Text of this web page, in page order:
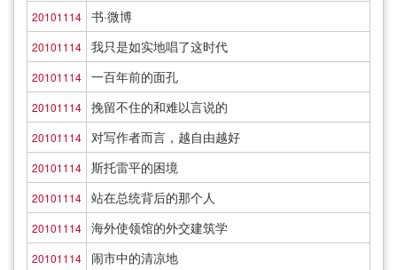
20101114 书·微博
20101114 我只是如实地唱了这时代
20101114 一百年前的面孔
20101114 挽留不住的和难以言说的
20101114 对写作者而言，越自由越好
20101114 斯托雷平的困境
20101114 站在总统背后的那个人
20101114 海外使领馆的外交建筑学
20101114 闹市中的清凉地